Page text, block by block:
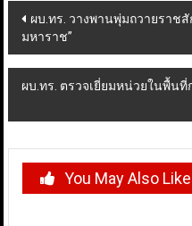
Post
navigation
ผบ.ทร. วางพานพุ่มถวายราชสั
มหาราช”
ผบ.ทร. ตรวจเยี่ยมหน่วยในพื้
You May Also Like